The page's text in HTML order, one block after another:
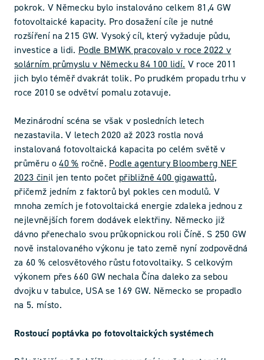
pokrok. V Německu bylo instalováno celkem 81,4 GW
fotovoltaické kapacity. Pro dosažení cíle je nutné
rozšíření na 215 GW. Vysoký cíl, který vyžaduje půdu,
investice a lidi. Podle BMWK pracovalo v roce 2022 v
solárním průmyslu v Německu 84 100 lidí. V roce 2011
jich bylo téměř dvakrát tolik. Po prudkém propadu trhu v
roce 2010 se odvětví pomalu zotavuje.
Mezinárodní scéna se však v posledních letech
nezastavila. V letech 2020 až 2023 rostla nová
instalovaná fotovoltaická kapacita po celém světě v
průměru o40 % ročně. Podle agentury Bloomberg NEF
2023 činil jen tento počet přibližně 400 gigawattů,
přičemž jedním z faktorů byl pokles cen modulů. V
mnoha zemích je fotovoltaická energie zdaleka jednou z
nejlevnějších forem dodávek elektřiny. Německo již
dávno přenechalo svou průkopnickou roli Číně. S 250 GW
nově instalovaného výkonu je tato země nyní zodpovědná
za 60 % celosvětového růstu fotovoltaiky. S celkovým
výkonem přes 660 GW nechala Čína daleko za sebou
dvojku v tabulce, USA se 169 GW. Německo se propadlo
na 5. místo.
Rostoucí poptávka po fotovoltaických systémech